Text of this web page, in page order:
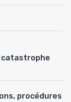
catastrophe
procédures